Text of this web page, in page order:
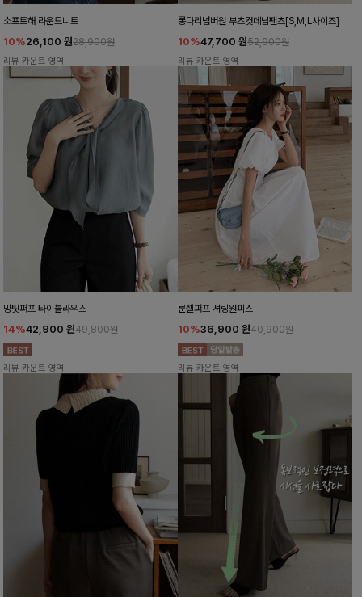
소프트해 라운드니트
10%26,100 원28,900원
리뷰 카운트 영역
롱다리넘버원 부츠컷데님팬츠[S,M,L사이즈]
10%47,700 원52,900원
리뷰 카운트 영역
밍팃퍼프 타이블라우스
14%42,900 원49,800원
리뷰 카운트 영역
룬셀퍼프 셔링원피스
10%36,900 원40,900원
리뷰 카운트 영역